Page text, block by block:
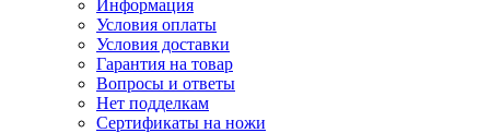
Информация
Условия оплаты
Условия доставки
Гарантия на товар
Вопросы и ответы
Нет подделкам
Сертификаты на ножи